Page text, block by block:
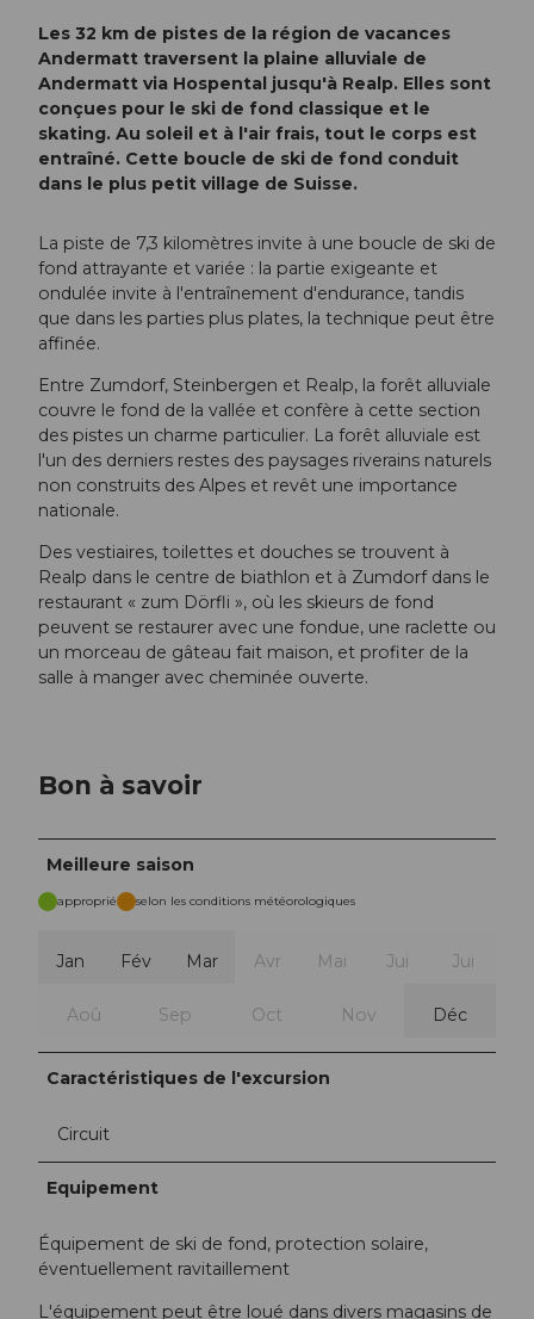
Les 32 km de pistes de la région de vacances
Andermatt traversent la plaine alluviale de
Andermatt via Hospental jusqu'à Realp. Elles sont
conçues pour le ski de fond classique et le
skating. Au soleil et à l'air frais, tout le corps est
entraîné. Cette boucle de ski de fond conduit
dans le plus petit village de Suisse.
La piste de 7,3 kilomètres invite à une boucle de ski de
fond attrayante et variée : la partie exigeante et
ondulée invite à l'entraînement d'endurance, tandis
que dans les parties plus plates, la technique peut être
affinée.
Entre Zumdorf, Steinbergen et Realp, la forêt alluviale
couvre le fond de la vallée et confère à cette section
des pistes un charme particulier. La forêt alluviale est
l'un des derniers restes des paysages riverains naturels
non construits des Alpes et revêt une importance
nationale.
Des vestiaires, toilettes et douches se trouvent à
Realp dans le centre de biathlon et à Zumdorf dans le
restaurant « zum Dörfli », où les skieurs de fond
peuvent se restaurer avec une fondue, une raclette ou
un morceau de gâteau fait maison, et profiter de la
salle à manger avec cheminée ouverte.
Bon à savoir
Meilleure saison
approprié selon les conditions météorologiques
Jan Fév Mar Avr Mai Jui Jui
Aoû Sep Oct Nov Déc
Caractéristiques de l'excursion
Circuit
Equipement
Équipement de ski de fond, protection solaire,
éventuellement ravitaillement
L'équipement peut être loué dans divers magasins de